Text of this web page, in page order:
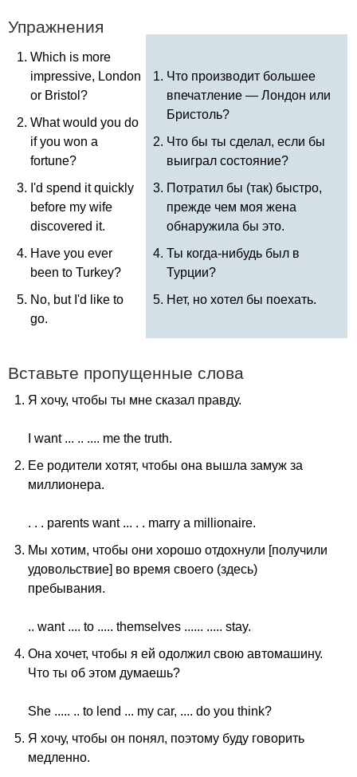
Упражнения
Which is more
impressive, London
or Bristol ?
What would you do
if you won a
fortune?
I'd spend it quickly
before my wife
discovered it.
Have you ever
been to Turkey?
No, but I'd like to
go.
Что производит большее
впечатление — Лондон или
Бристоль?
Что бы ты сделал, если бы
выиграл состояние?
Потратил бы (так) быстро,
прежде чем моя жена
обнаружила бы это.
Ты когда-нибудь был в
Турции?
Нет, но хотел бы поехать.
Вставьте пропущенные слова
Я хочу, чтобы ты мне сказал правду.
want... .. .... me the truth.
Ее родители хотят, чтобы она вышла замуж за
миллионера.
. . . parents want... . . marry a millionaire.
Мы хотим, чтобы они хорошо отдохнули [получили
удовольствие] во время своего (здесь)
пребывания.
.. want.... to ..... themselves ...... ..... stay.
Она хочет, чтобы я ей одолжил свою автомашину.
Что ты об этом думаешь?
She ..... .. to lend ... my car, .... do you think?
Я хочу, чтобы он понял, поэтому буду говорить
медленно.